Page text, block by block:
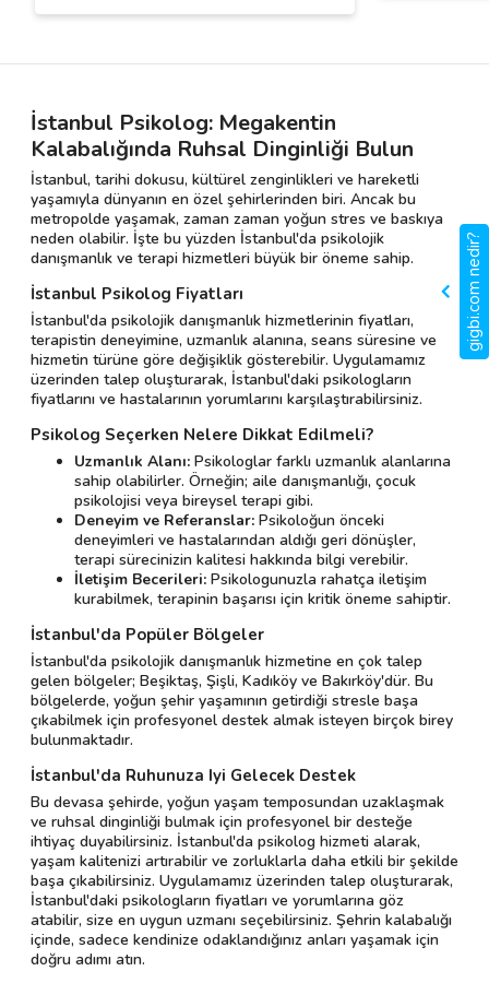
İstanbul Psikolog: Megakentin
Kalabalığında Ruhsal Dinginliği Bulun
İstanbul, tarihi dokusu, kültürel zenginlikleri ve hareketli
yaşamıyla dünyanın en özel şehirlerinden biri. Ancak bu
metropolde yaşamak, zaman zaman yoğun stres ve baskıya
neden olabilir. İşte bu yüzden İstanbul'da psikolojik
danışmanlık ve terapi hizmetleri büyük bir öneme sahip.
İstanbul Psikolog Fiyatları
İstanbul'da psikolojik danışmanlık hizmetlerinin fiyatları,
terapistin deneyimine, uzmanlık alanına, seans süresine ve
hizmetin türüne göre değişiklik gösterebilir. Uygulamamız
üzerinden talep oluşturarak, İstanbul'daki psikologların
fiyatlarını ve hastalarının yorumlarını karşılaştırabilirsiniz.
Psikolog Seçerken Nelere Dikkat Edilmeli?
Uzmanlık Alanı: Psikologlar farklı uzmanlık alanlarına
sahip olabilirler. Örneğin; aile danışmanlığı, çocuk
psikolojisi veya bireysel terapi gibi.
Deneyim ve Referanslar: Psikoloğun önceki
deneyimleri ve hastalarından aldığı geri dönüşler,
terapi sürecinizin kalitesi hakkında bilgi verebilir.
İletişim Becerileri: Psikologunuzla rahatça iletişim
kurabilmek, terapinin başarısı için kritik öneme sahiptir.
İstanbul'da Popüler Bölgeler
İstanbul'da psikolojik danışmanlık hizmetine en çok talep
gelen bölgeler; Beşiktaş, Şişli, Kadıköy ve Bakırköy'dür. Bu
bölgelerde, yoğun şehir yaşamının getirdiği stresle başa
çıkabilmek için profesyonel destek almak isteyen birçok birey
bulunmaktadır.
İstanbul'da Ruhunuza Iyi Gelecek Destek
Bu devasa şehirde, yoğun yaşam temposundan uzaklaşmak
ve ruhsal dinginliği bulmak için profesyonel bir desteğe
ihtiyaç duyabilirsiniz. İstanbul'da psikolog hizmeti alarak,
yaşam kalitenizi artırabilir ve zorluklarla daha etkili bir şekilde
başa çıkabilirsiniz. Uygulamamız üzerinden talep oluşturarak,
İstanbul'daki psikologların fiyatları ve yorumlarına göz
atabilir, size en uygun uzmanı seçebilirsiniz. Şehrin kalabalığı
içinde, sadece kendinize odaklandığınız anları yaşamak için
doğru adımı atın.
gigbi.com nedir?